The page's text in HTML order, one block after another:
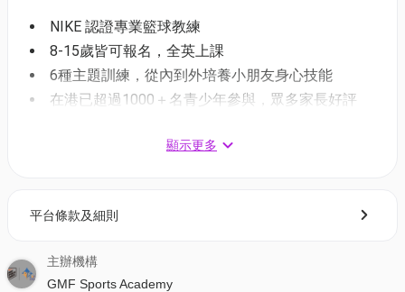
NIKE 認證專業籃球教練
8-15歲皆可報名，全英上課
6種主題訓練，從內到外培養小朋友身心技能
在港已超過1000＋名青少年參與，眾多家長好評
NIKE運動營籃球
課程日期：4月7-10日 (星期五至星期一) (#BBNNA2A)
顯示更多
平台條款及細則
主辦機構
GMF Sports Academy